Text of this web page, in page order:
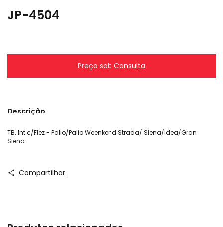
JP-4504
Descrição
TB. Int c/Flez - Palio/Palio Weenkend Strada/ Siena/Idea/Gran
Siena
Compartilhar